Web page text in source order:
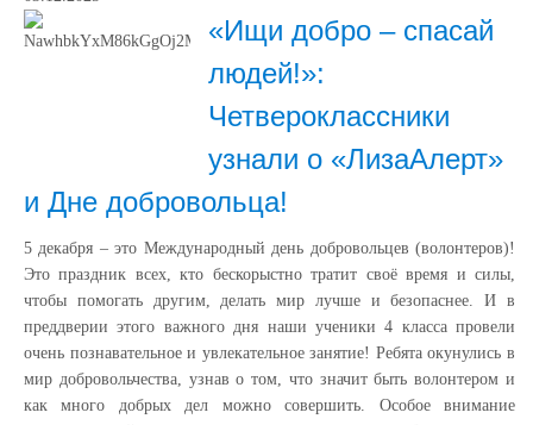
«Ищи добро – спасай
людей!»:
Четвероклассники
узнали о «ЛизаАлерт»
и Дне добровольца!
5 декабря – это Международный день добровольцев (волонтеров)!
Это праздник всех, кто бескорыстно тратит своё время и силы,
чтобы помогать другим, делать мир лучше и безопаснее. И в
преддверии этого важного дня наши ученики 4 класса провели
очень познавательное и увлекательное занятие! Ребята окунулись в
мир добровольчества, узнав о том, что значит быть волонтером и
как много добрых дел можно совершить. Особое внимание